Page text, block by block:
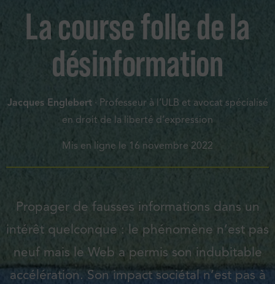
La course folle de la
désinformation
Jacques Englebert· Professeur à l’ULB et avocat spécialisé
en droit de la liberté d’expression
Mis en ligne le 16 novembre 2022
Propager de fausses informations dans un
intérêt quelconque : le phénomène n’est pas
neuf mais le Web a permis son indubitable
accélération. Son impact sociétal n’est pas à